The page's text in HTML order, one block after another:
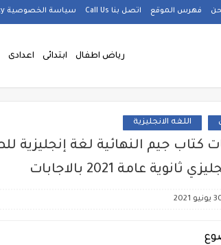
فهرس الموقع اتصل بنا Call Us سياسة الخصوصية privacy-policy
رياض اطفال ابتدائى اعدادى
اللغه الانجليزية
عامة 2021 بالاجابات
2021